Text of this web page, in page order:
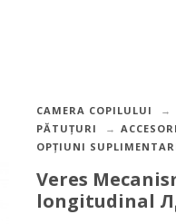
CAMERA COPILULUI
PĂTUȚURI
OPȚIUNI
Veres
longitudinal